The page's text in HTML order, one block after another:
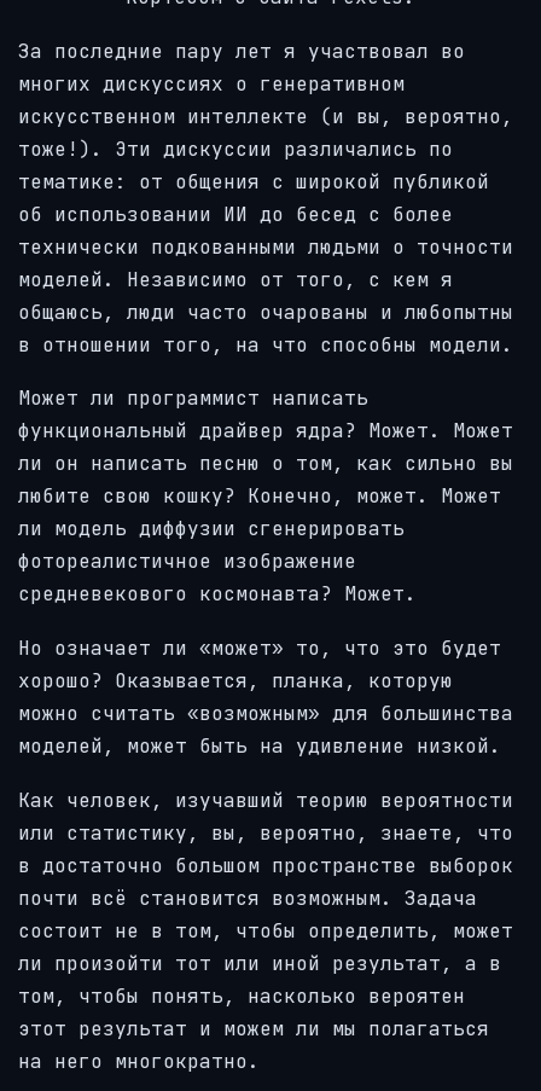
За последние пару лет я участвовал во
многих дискуссиях о генеративном
искусственном интеллекте (и вы, вероятно,
тоже!). Эти дискуссии различались по
тематике: от общения с широкой публикой
об использовании ИИ до бесед с более
технически подкованными людьми о точности
моделей. Независимо от того, с кем я
общаюсь, люди часто очарованы и любопытны
в отношении того, на что способны модели.
Может ли программист написать
функциональный драйвер ядра? Может. Может
ли он написать песню о том, как сильно вы
любите свою кошку? Конечно, может. Может
ли модель диффузии сгенерировать
фотореалистичное изображение
средневекового космонавта? Может.
Но означает ли «может» то, что это будет
хорошо? Оказывается, планка, которую
можно считать «возможным» для большинства
моделей, может быть на удивление низкой.
Как человек, изучавший теорию вероятности
или статистику, вы, вероятно, знаете, что
в достаточно большом пространстве выборок
почти всё становится возможным. Задача
состоит не в том, чтобы определить, может
ли произойти тот или иной результат, а в
том, чтобы понять, насколько вероятен
этот результат и можем ли мы полагаться
на него многократно.